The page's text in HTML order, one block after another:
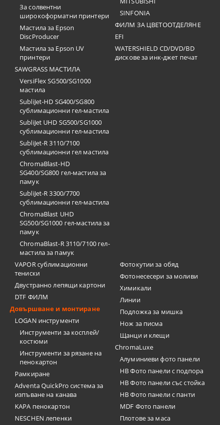
За солвентни
широкоформатни принтери
Мастила за Epson
DiscProducer
Мастила за Epson UV
принтери
SAWGRASS МАСТИЛА
VersiFlex SG500/SG1000
мастила
SubliJet-HD SG400/SG800
сублимационни гел-мастила
SubliJet UHD SG500/SG1000
сублимационни гел-мастила
SubliJet-R 3110/7100
сублимационни гел мастила
ChromaBlast-HD
SG400/SG800 гел-мастила за
памук
SubliJet-R 3300/7700
сублимационни гел-мастила
ChromaBlast UHD
SG500/SG1000 гел-мастила за
памук
ChromaBlast-R 3110/7100 гел-
мастила за памук
SINFONIA
ФИЛМ ЗА ЦВЕТООТДЕЛЯНЕ
EFI
WATERSHIELD CD/DVD/BD
дискове за инк-джет печат
VAPOR сублимационни
тениски
Двустранно лепящи картони
DTF ФИЛМ
Довършване и монтиране
LOGAN инструменти
Инструменти за косплей/
костюми
Инструменти за рязане на
пенокартон
Рамкиране
Adventa QuickPro система за
изпъване на канава
KAPA пенокартон
NESCHEN лепенки
Фотокутии за обяд
Фотонесесери за моливи
Химикали
Линии
Подложка за мишка
Нож за писма
Щанци и клещи
ChromaLuxe
Алуминиеви фото панели
HB Фото панели с подпора
HB Фото панели със стойка
HB Фото панели с панти
MDF Фото панели
Плотове за маса